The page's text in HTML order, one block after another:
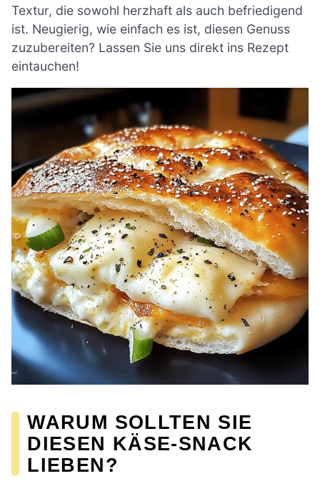
Textur, die sowohl herzhaft als auch befriedigend
ist. Neugierig, wie einfach es ist, diesen Genuss
zuzubereiten? Lassen Sie uns direkt ins Rezept
eintauchen!
WARUM SOLLTEN SIE
DIESEN KÄSE-SNACK
LIEBEN?